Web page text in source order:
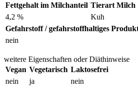
Fettgehalt im Milchanteil
4,2 %
Tierart Milch
Kuh
Gefahrstoff / gefahrstoffhaltiges
nein
weitere Eigenschaften oder Diäthinweise
Vegan
nein
Vegetarisch
ja
Laktosefrei
nein